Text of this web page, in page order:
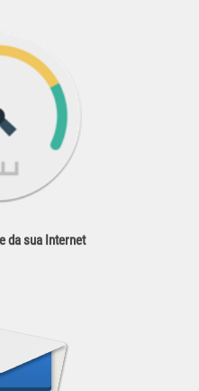
da sua Internet